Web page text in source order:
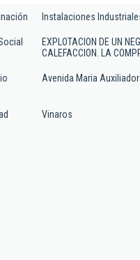
Instalaciones
EXPLOTACION DE UN
CALEFACCION. LA
Avenida Maria
Vinaros